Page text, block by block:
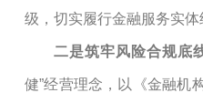
级，切实履行金融服务实体
二是筑牢风险合规底
健”经营理念，以《金融机